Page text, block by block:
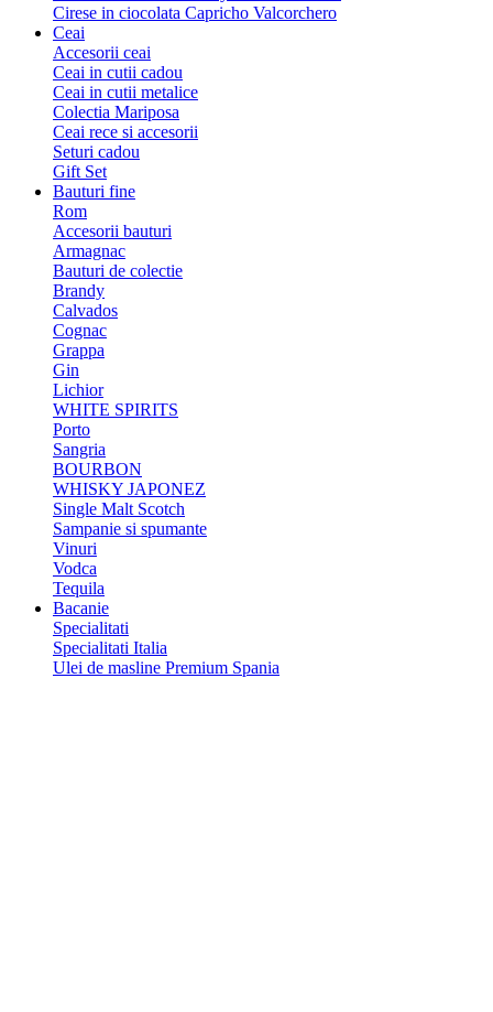
Cirese in ciocolata Capricho Valcorchero
Ceai
Accesorii ceai
Ceai in cutii cadou
Ceai in cutii metalice
Colectia Mariposa
Ceai rece si accesorii
Seturi cadou
Gift Set
Bauturi fine
Rom
Accesorii bauturi
Armagnac
Bauturi de colectie
Brandy
Calvados
Cognac
Grappa
Gin
Lichior
WHITE SPIRITS
Porto
Sangria
BOURBON
WHISKY JAPONEZ
Single Malt Scotch
Sampanie si spumante
Vinuri
Vodca
Tequila
Bacanie
Specialitati
Specialitati Italia
Ulei de masline Premium Spania